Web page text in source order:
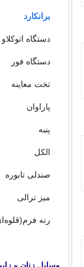
برانکارد
دستگاه اتوکلاو
دستگاه فور
تخت معاینه
پاراوان
پنبه
الکل
صندلی تابوره
میز ترالی
رنه